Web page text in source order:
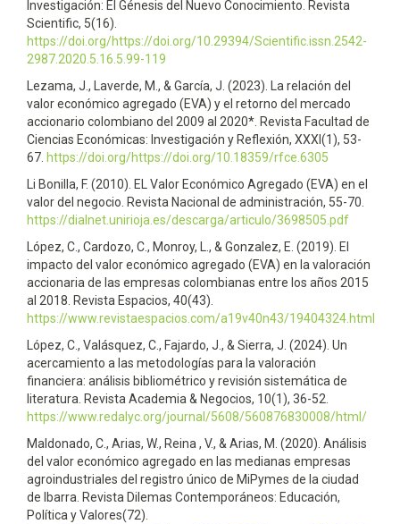
Investigación: El Génesis del Nuevo Conocimiento. Revista
Scientific, 5(16).
https://doi.org/https://doi.org/10.29394/Scientific.issn.2542-
2987.2020.5.16.5.99-119
Lezama, J., Laverde, M., & García, J. (2023). La relación del
valor económico agregado (EVA) y el retorno del mercado
accionario colombiano del 2009 al 2020*. Revista Facultad de
Ciencias Económicas: Investigación y Reflexión, XXXI(1), 53-
67. https://doi.org/https://doi.org/10.18359/rfce.6305
Li Bonilla, F. (2010). EL Valor Económico Agregado (EVA) en el
valor del negocio. Revista Nacional de administración, 55-70.
https://dialnet.unirioja.es/descarga/articulo/3698505.pdf
López, C., Cardozo, C., Monroy, L., & Gonzalez, E. (2019). El
impacto del valor económico agregado (EVA) en la valoración
accionaria de las empresas colombianas entre los años 2015
al 2018. Revista Espacios, 40(43).
https://www.revistaespacios.com/a19v40n43/19404324.html
López, C., Valásquez, C., Fajardo, J., & Sierra, J. (2024). Un
acercamiento a las metodologías para la valoración
financiera: análisis bibliométrico y revisión sistemática de
literatura. Revista Academia & Negocios, 10(1), 36-52.
https://www.redalyc.org/journal/5608/560876830008/html/
Maldonado, C., Arias, W., Reina , V., & Arias, M. (2020). Análisis
del valor económico agregado en las medianas empresas
agroindustriales del registro único de MiPymes de la ciudad
de Ibarra. Revista Dilemas Contemporáneos: Educación,
Política y Valores(72).